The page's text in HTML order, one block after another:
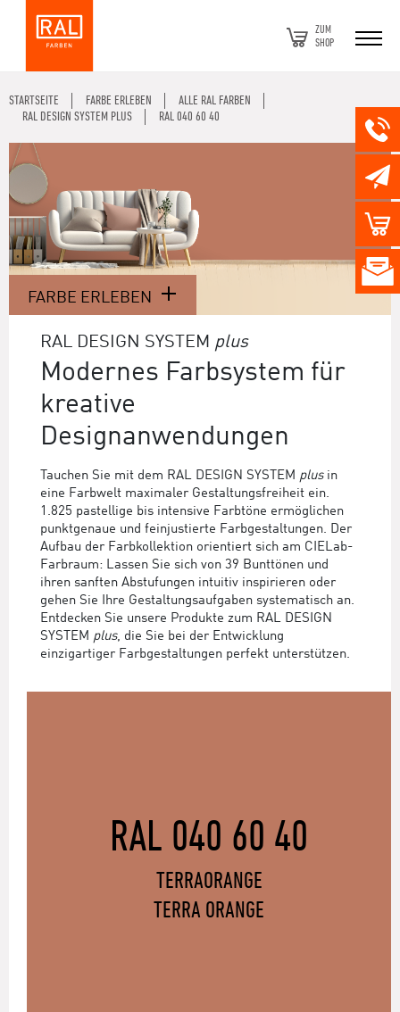
ZUM
SHOP
STARTSEITE FARBE ERLEBEN
ALLE RAL FARBEN
RAL DESIGN SYSTEM PLUS
RAL 040 60 40
FARBE ERLEBEN
RAL DESIGN SYSTEM plus
Modernes Farbsystem für
kreative
Designanwendungen
Tauchen Sie mit dem RAL DESIGN SYSTEM plusin
eine Farbwelt maximaler Gestaltungsfreiheit ein.
1.825 pastellige bis intensive Farbtöne ermöglichen
punktgenaue und feinjustierte Farbgestaltungen. Der
Aufbau der Farbkollektion orientiert sich am CIELab-
Farbraum: Lassen Sie sich von 39 Bunttönen und
ihren sanften Abstufungen intuitiv inspirieren oder
gehen Sie Ihre Gestaltungsaufgaben systematisch an.
Entdecken Sie unsere Produkte zum RAL DESIGN
SYSTEM plus, die Sie bei der Entwicklung
einzigartiger Farbgestaltungen perfekt unterstützen.
RAL 040 60 40
TERRAORANGE
TERRA ORANGE